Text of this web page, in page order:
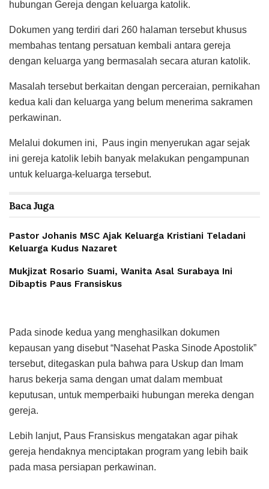
hubungan Gereja dengan keluarga katolik.
Dokumen yang terdiri dari 260 halaman tersebut khusus
membahas tentang persatuan kembali antara gereja
dengan keluarga yang bermasalah secara aturan katolik.
Masalah tersebut berkaitan dengan perceraian, pernikahan
kedua kali dan keluarga yang belum menerima sakramen
perkawinan.
Melalui dokumen ini, Paus ingin menyerukan agar sejak
ini gereja katolik lebih banyak melakukan pengampunan
untuk keluarga-keluarga tersebut.
Baca Juga
Pastor Johanis MSC Ajak Keluarga Kristiani Teladani
Keluarga Kudus Nazaret
Mukjizat Rosario Suami, Wanita Asal Surabaya Ini
Dibaptis Paus Fransiskus
Pada sinode kedua yang menghasilkan dokumen
kepausan yang disebut “Nasehat Paska Sinode Apostolik”
tersebut, ditegaskan pula bahwa para Uskup dan Imam
harus bekerja sama dengan umat dalam membuat
keputusan, untuk memperbaiki hubungan mereka dengan
gereja.
Lebih lanjut, Paus Fransiskus mengatakan agar pihak
gereja hendaknya menciptakan program yang lebih baik
pada masa persiapan perkawinan.